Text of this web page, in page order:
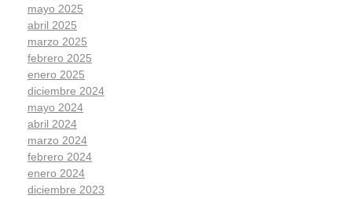
mayo 2025
abril 2025
marzo 2025
febrero 2025
enero 2025
diciembre 2024
mayo 2024
abril 2024
marzo 2024
febrero 2024
enero 2024
diciembre 2023